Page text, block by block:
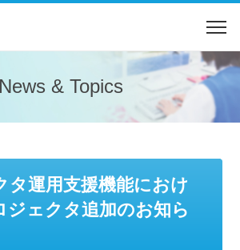
News & Topics
タ運用支援機能におけ
ジェクタ追加のお知ら